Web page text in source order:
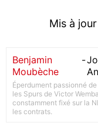
Mis à
Benjamin
Moubèche
-
Éperdument passionné
les Spurs de Victor
constamment fixé sur la
les contrats.